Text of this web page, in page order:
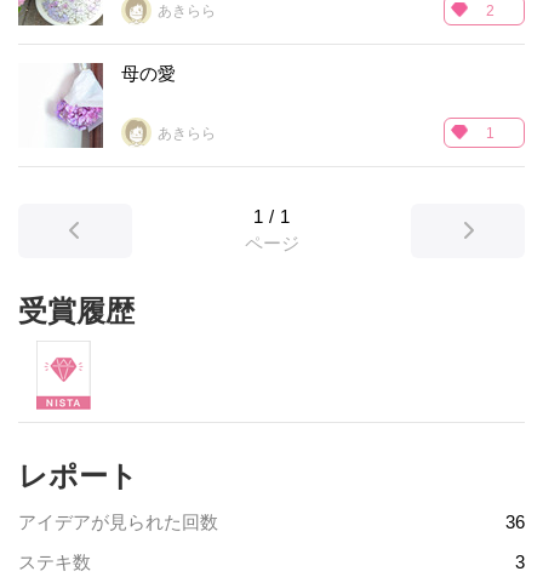
あきらら 2
母の愛
あきらら 1
1 / 1
ページ
受賞履歴
レポート
アイデアが見られた回数
36
ステキ数
3